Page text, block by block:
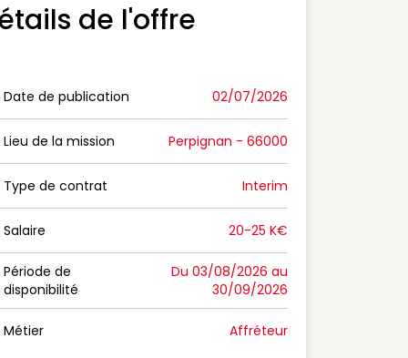
de l'offre
Date de publication
Date de publication 02/07/2026
Lieu de la mission
Lieu de la mission Perpignan - 66000
Type de contrat
Type de contrat Interim
Salaire
Salaire 20-25 K€
Période de disponibilité
Période de
disponibilité
Du 03/08/2026 au
30/09/2026
Métier Affréteur